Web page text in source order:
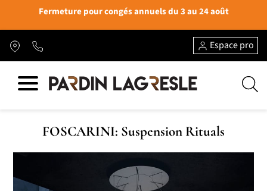
Fermeture pour congés annuels du 3 au 24 août
Espace pro
FOSCARINI: Suspension Rituals